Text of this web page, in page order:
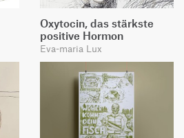
Oxytocin, das stärkste
positive Hormon
Eva-maria Lux